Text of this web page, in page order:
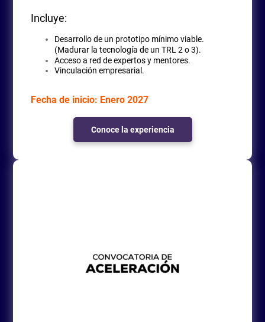
Incluye:
Desarrollo de un prototipo mínimo viable.
(Madurar la tecnología de un TRL 2 o 3).
Acceso a red de expertos y mentores.
Vinculación empresarial.
Fecha de inicio: Enero 2027
Conoce la experiencia